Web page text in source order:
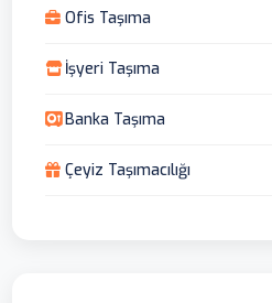
Ofis Taşıma
İşyeri Taşıma
Banka Taşıma
Çeyiz Taşımacılığı